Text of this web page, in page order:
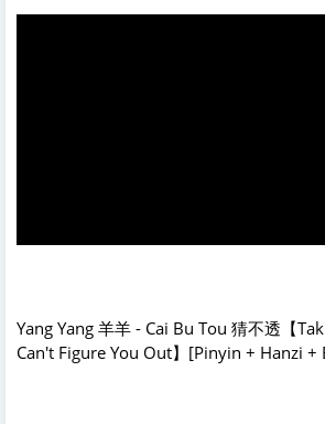
Yang Yang 羊羊 - Cai Bu Tou 猜不透【
Can't Figure You Out】[Pinyin + Hanzi +